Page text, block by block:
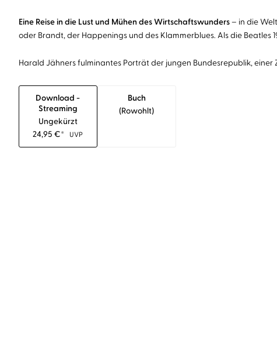
Eine Reise in die Lust und Mühen des Wirtschaftswunders– in die
oder Brandt, der Happenings und des Klammerblues. Als die Beatles
Harald Jähners fulminantes Porträt der jungen Bundesrepublik,
Download -
Streaming
Ungekürzt
24,95€* UVP
Buch
(rowohlt)